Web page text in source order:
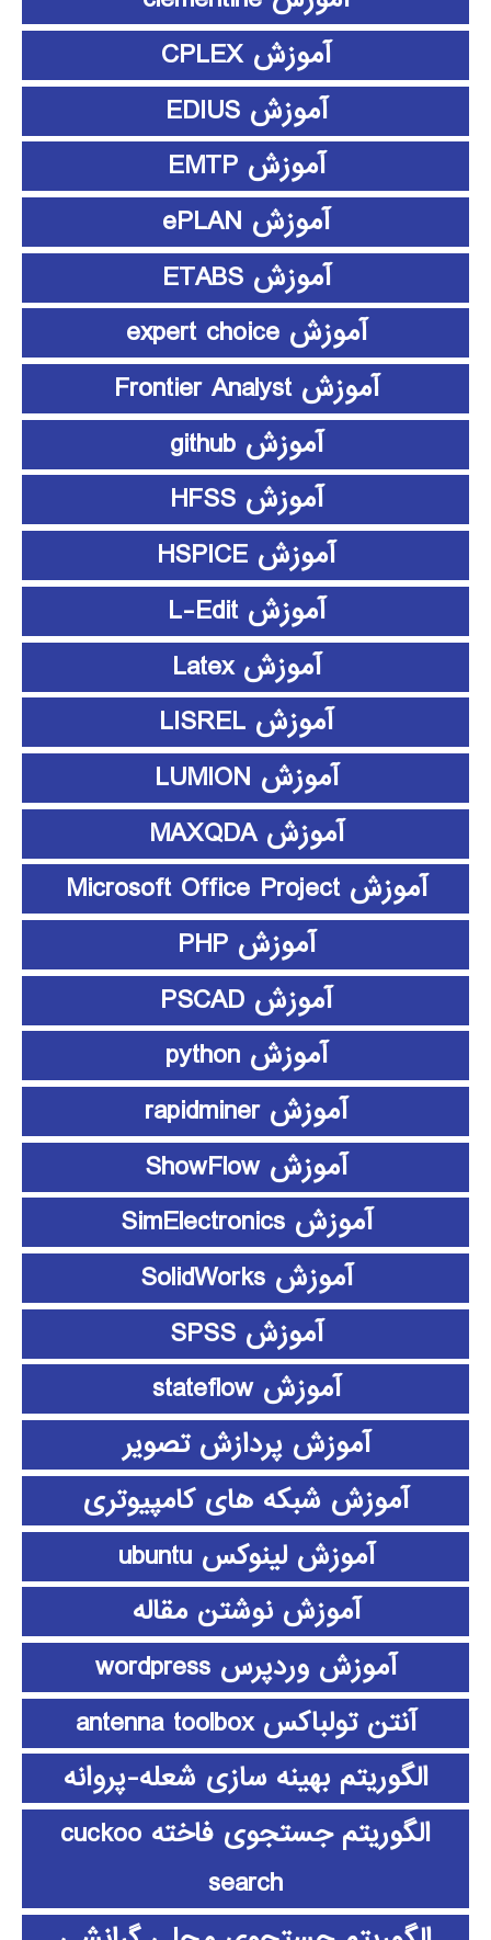
آموزش CPLEX
آموزش EDIUS
آموزش EMTP
آموزش ePLAN
آموزش ETABS
آموزش expert choice
آموزش Frontier Analyst
آموزش github
آموزش HFSS
آموزش HSPICE
آموزش L-Edit
آموزش Latex
آموزش LISREL
آموزش LUMION
آموزش MAXQDA
آموزش Microsoft Office Project
آموزش PHP
آموزش PSCAD
آموزش python
آموزش rapidminer
آموزش ShowFlow
آموزش SimElectronics
آموزش SolidWorks
آموزش SPSS
آموزش stateflow
آموزش پردازش تصویر
آموزش شبکه های کامپیوتری
آموزش لینوکس ubuntu
آموزش نوشتن مقاله
آموزش وردپرس wordpress
آنتن تولباکس antenna toolbox
الگوریتم بهینه سازی شعله-پروانه
الگوریتم جستجوی فاخته cuckoo
search